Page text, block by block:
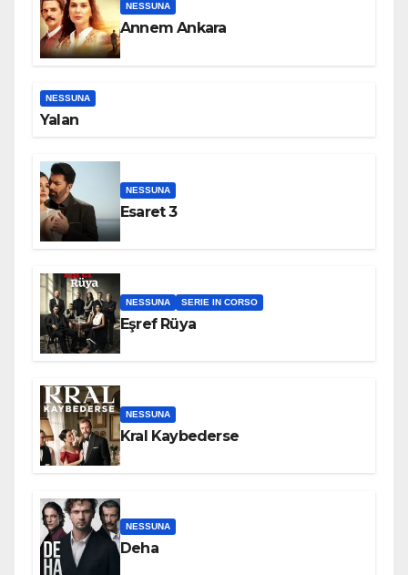
NESSUNA
Annem Ankara
NESSUNA
Yalan
NESSUNA
Esaret 3
NESSUNA SERIE IN CORSO
Eşref Rüya
NESSUNA
Kral Kaybederse
NESSUNA
Deha